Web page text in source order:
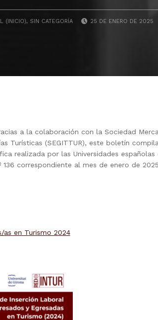
(INICIO), SIN CATEGORÍA 25 DE ENERO DE 2025
a la colaboración con la Sociedad
Turísticas (SEGITTUR), este boletín
realizada por las Universidades
136 correspondiente al mes de enero de
as en Turismo 2024